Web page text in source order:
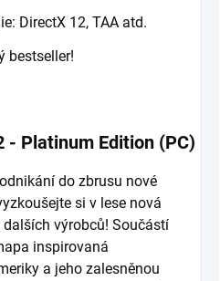
DirectX 12, TAA atd.
bestseller!
- Platinum Edition (PC)
do zbrusu nové
si v lese nová
výrobců! Součástí
inspirovaná
a jeho zalesněnou